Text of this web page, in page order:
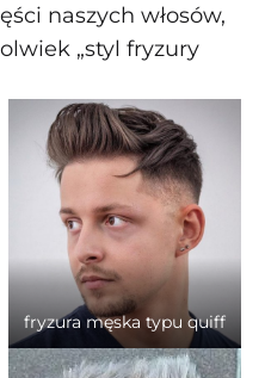
naszych włosów,
„styl fryzury
fryzura męska typu quiff